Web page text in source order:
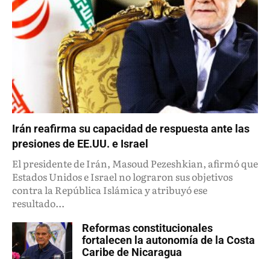
Irán reafirma su capacidad de respuesta ante las
presiones de EE.UU. e Israel
El presidente de Irán, Masoud Pezeshkian, afirmó que
Estados Unidos e Israel no lograron sus objetivos
contra la República Islámica y atribuyó ese
resultado...
Reformas constitucionales
fortalecen la autonomía de la Costa
Caribe de Nicaragua